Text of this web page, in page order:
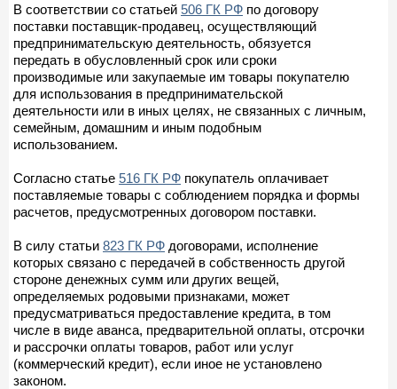
В соответствии со статьей 506 ГК РФ по договору
поставки поставщик-продавец, осуществляющий
предпринимательскую деятельность, обязуется
передать в обусловленный срок или сроки
производимые или закупаемые им товары покупателю
для использования в предпринимательской
деятельности или в иных целях, не связанных с личным,
семейным, домашним и иным подобным
использованием.
Согласно статье 516 ГК РФ покупатель оплачивает
поставляемые товары с соблюдением порядка и формы
расчетов, предусмотренных договором поставки.
В силу статьи 823 ГК РФ договорами, исполнение
которых связано с передачей в собственность другой
стороне денежных сумм или других вещей,
определяемых родовыми признаками, может
предусматриваться предоставление кредита, в том
числе в виде аванса, предварительной оплаты, отсрочки
и рассрочки оплаты товаров, работ или услуг
(коммерческий кредит), если иное не установлено
законом.